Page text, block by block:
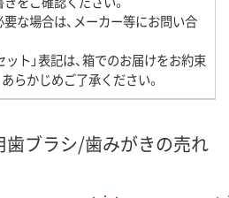
な場合は、メーカー等にお問い合
ット」表記は、箱でのお届けをお約束
らかじめご了承ください。
歯ブラシ/歯みがきの売れ